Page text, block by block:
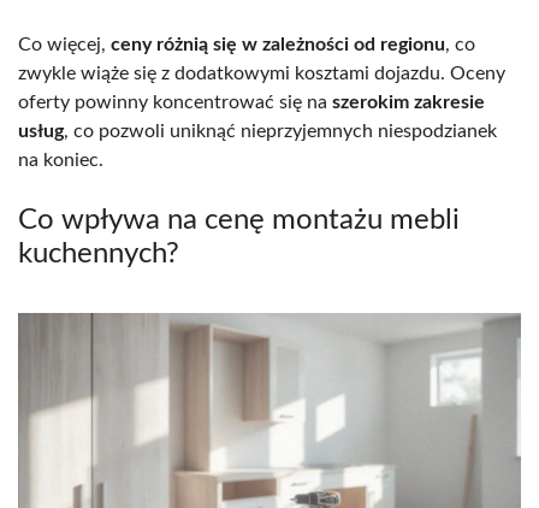
Co więcej, ceny różnią się w zależności od regionu, co
zwykle wiąże się z dodatkowymi kosztami dojazdu. Oceny
oferty powinny koncentrować się na szerokim zakresie
usług, co pozwoli uniknąć nieprzyjemnych niespodzianek
na koniec.
Co wpływa na cenę montażu mebli
kuchennych?